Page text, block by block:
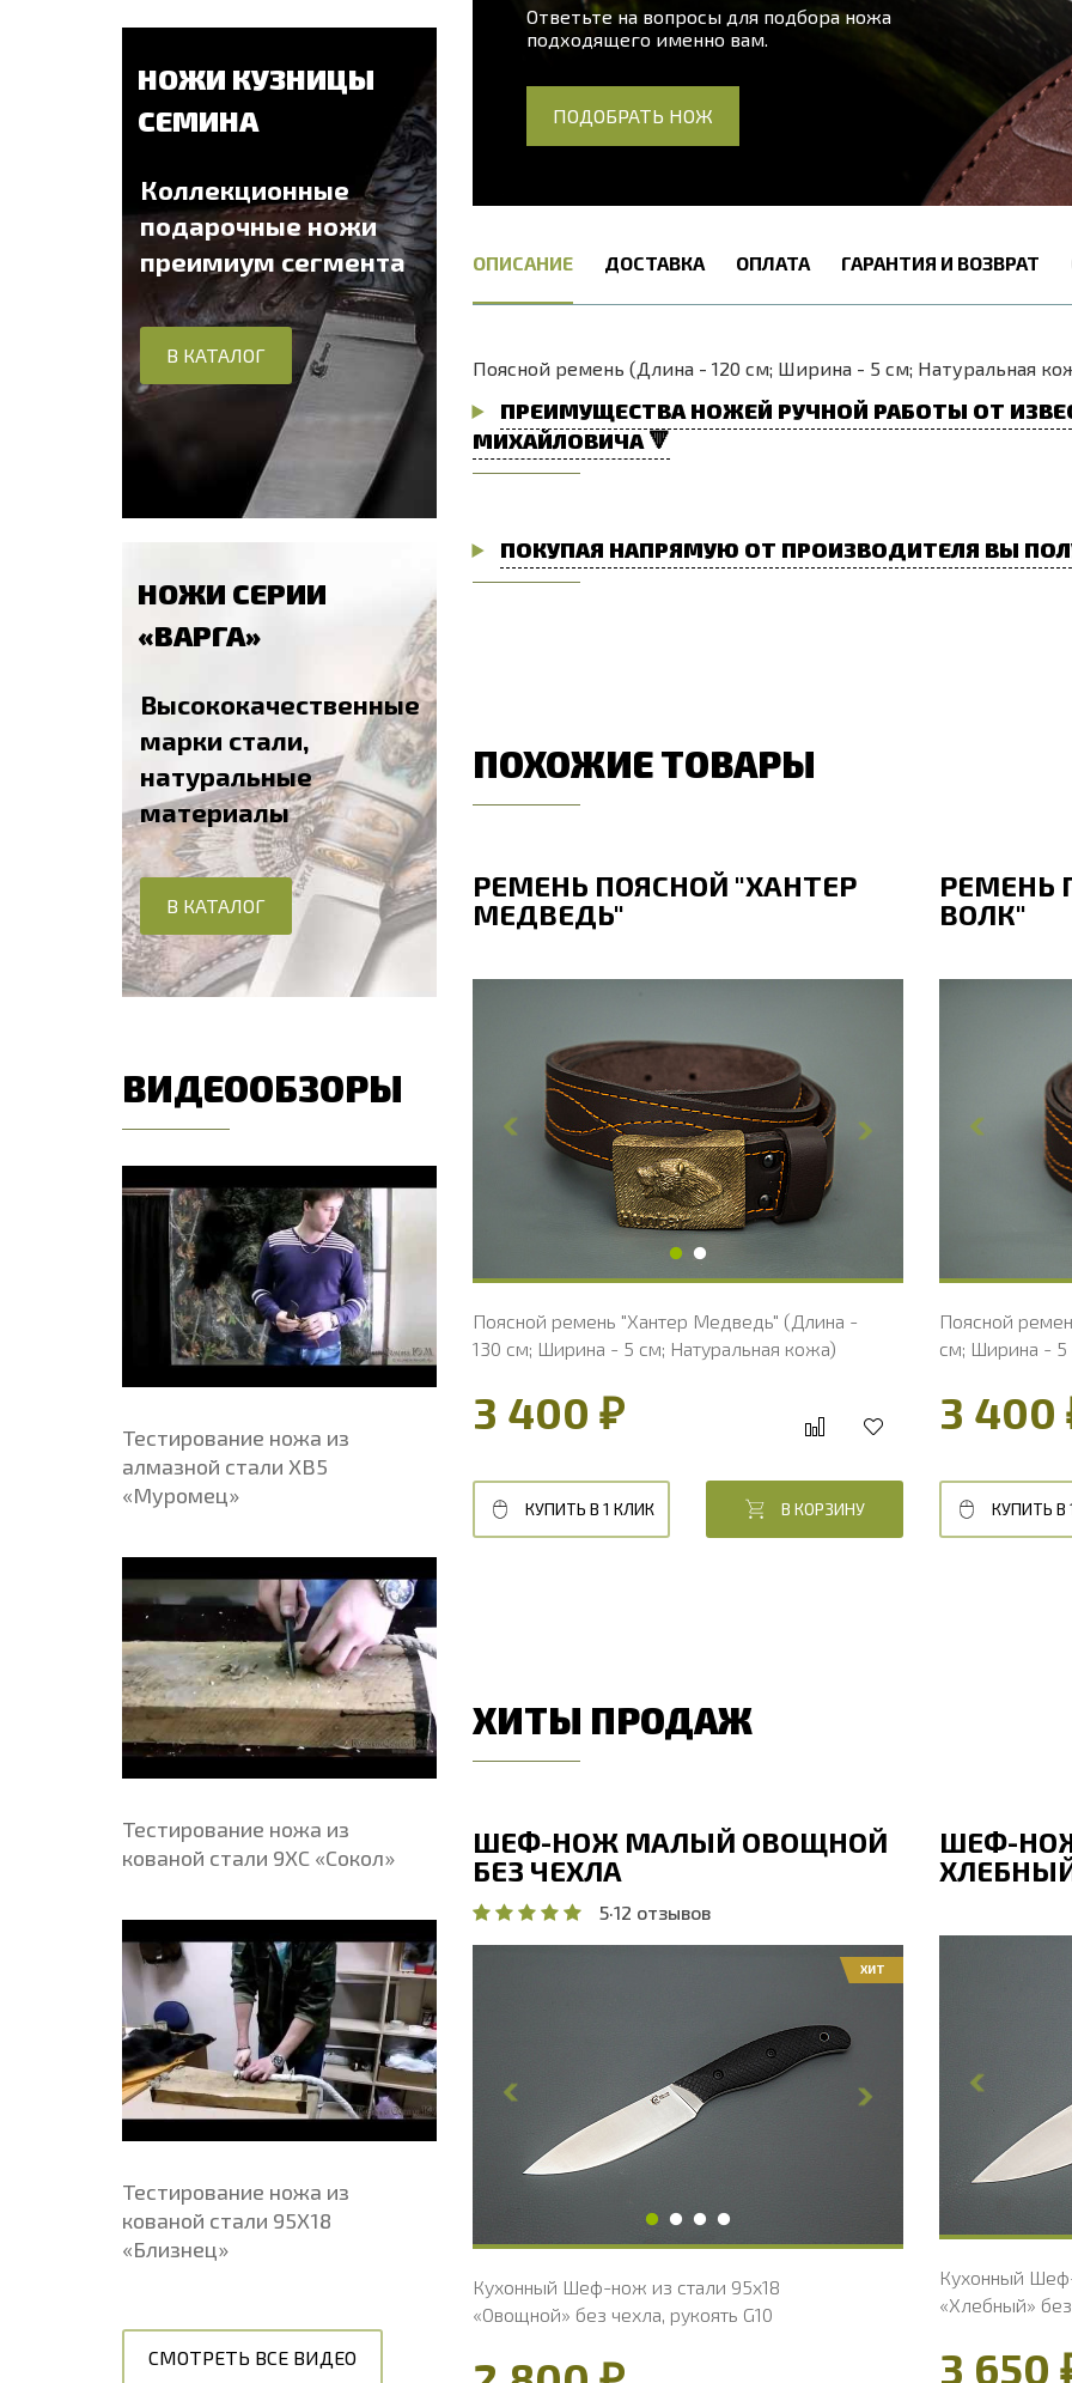
Ответьте на вопросы для подбора ножа
подходящего именно вам.
ПОДОБРАТЬ НОЖ
ОПИСАНИЕ ДОСТАВКА ОПЛАТА ГАРАНТИЯ И ВОЗВРАТ
Поясной ремень (Длина - 120 см; Ширина - 5 см; Натуральная
ПРЕИМУЩЕСТВА НОЖЕЙ РУЧНОЙ РАБОТЫ ОТ
МИХАЙЛОВИЧА 🔻
ПОКУПАЯ НАПРЯМУЮ ОТ ПРОИЗВОДИТЕЛЯ ВЫ
ПОХОЖИЕ ТОВАРЫ
ПАТРОНТАШ № 1 НА ПРИКЛАД
5·1 отзыв
Кожаный патронташ на приклад ружья
(шнуровка) однорядный на 5 патронов 12
1 100 ₽
РЕМЕНЬ ПОЯСНОЙ "ХАНТЕР
МЕДВЕДЬ"
Общая длина, мм 130
Поясной ремень "Хантер Медведь" (Длина -
130 см; Ширина - 5 см; Натуральная кожа)
3 400 ₽
КУПИТЬ В 1 КЛИК В КОРЗИНУ
РЕМЕНЬ
ВОЛК"
Общая
Поясной
см; Ширина - 5
3 400
КУПИТЬ В
ХИТЫ ПРОДАЖ
Общая длина, мм
266.2
Длина клинка, мм
146.2
Ширина клинка, мм
36.6
Толщина обуха, мм
2.4
Ширина рукояти, мм
31.5
Длина рукояти, мм
120
Толщина рукояти, мм
23.4
ХИТ
4 450 ₽
ШЕФ-НОЖ МАЛЫЙ ОВОЩНОЙ
БЕЗ ЧЕХЛА
5·12 отзывов
98
17.9
Толщина обуха, мм
Ширина рукояти, мм
Длина рукояти, мм
Толщина рукояти, мм
Твердость клинка, HRC
ХИТ
Кухонный Шеф-нож из стали 95х18
«Овощной» без чехла, рукоять G10
ШЕФ-
Толщина
Ширина
Длина
Толщина
Твердость
Кухонный
«Хлебный» без
3 650
НОЖИ КУЗНИЦЫ
СЕМИНА
Коллекционные
подарочные ножи
преимиум сегмента
В КАТАЛОГ
НОЖИ СЕРИИ
«ВАРГА»
Высококачественные
марки стали,
натуральные
материалы
В КАТАЛОГ
ВИДЕООБЗОРЫ
Тестирование ножа из
алмазной стали ХВ5
«Муромец»
Тестирование ножа из
кованой стали 9ХС «Сокол»
Тестирование ножа из
кованой стали 95Х18
«Близнец»
СМОТРЕТЬ ВСЕ ВИДЕО